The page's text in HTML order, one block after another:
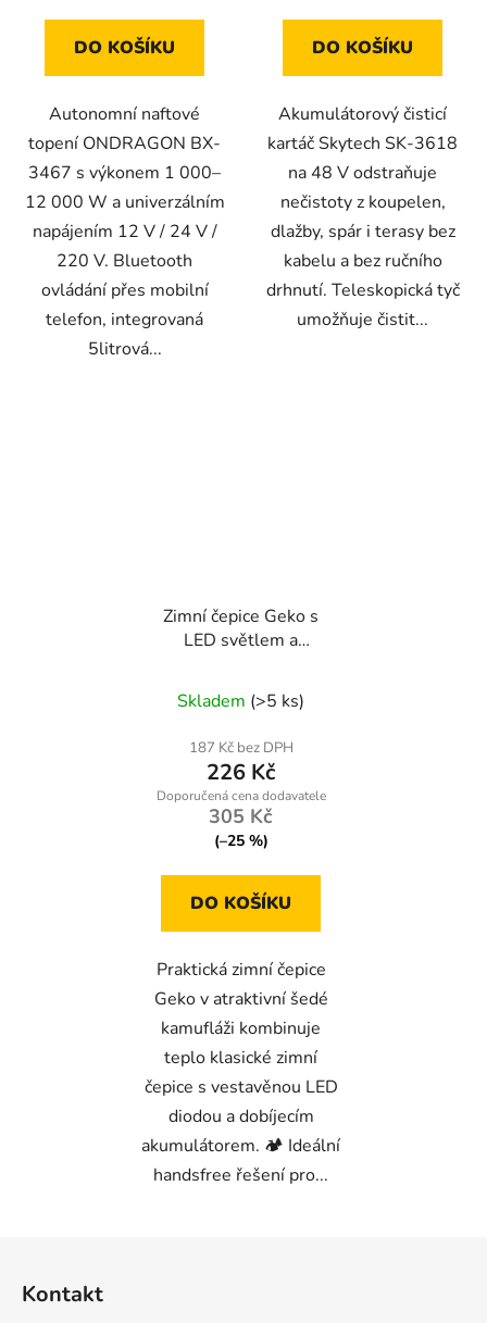
DO KOŠÍKU
Autonomní naftové
topení ONDRAGON BX-
3467 s výkonem 1 000–
12 000 W a univerzálním
napájením 12 V / 24 V /
220 V. Bluetooth
ovládání přes mobilní
telefon, integrovaná
5litrová...
DO KOŠÍKU
Akumulátorový čisticí
kartáč Skytech SK-3618
na 48 V odstraňuje
nečistoty z koupelen,
dlažby, spár i terasy bez
kabelu a bez ručního
drhnutí. Teleskopická tyč
umožňuje čistit...
Zimní čepice Geko s
LED světlem a
kamufláž – handsfree
osvětlení pro outdoor
aktivity
Skladem (>5 ks)
187 Kč bez DPH
226 Kč
305 Kč
(–25 %)
DO KOŠÍKU
Praktická zimní čepice
Geko v atraktivní šedé
kamufláži kombinuje
teplo klasické zimní
čepice s vestavěnou LED
diodou a dobíjecím
akumulátorem. 🏕️ Ideální
handsfree řešení pro...
Kontakt